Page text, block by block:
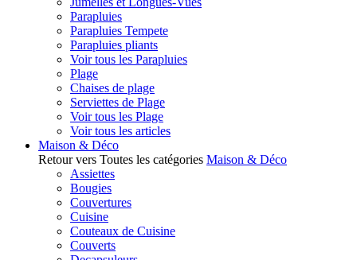
Parapluies
Parapluies Tempete
Parapluies pliants
Voir tous les Parapluies
Plage
Chaises de plage
Serviettes de Plage
Voir tous les Plage
Voir tous les articles
Maison & Déco
Retour vers Toutes les catégories Maison & Déco
Assiettes
Bougies
Couvertures
Cuisine
Couteaux de Cuisine
Couverts